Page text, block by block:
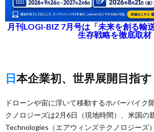
月刊LOGI-BIZ 7月号は「未来を創る輸
生存戦略を徹底取材
日本企業初、世界展開目指す
ドローンや宙に浮いて移動するホバーバイク
クノロジーズは2月6日（現地時間）、米国の
Technologies（エアウィンズテクノロジーズ